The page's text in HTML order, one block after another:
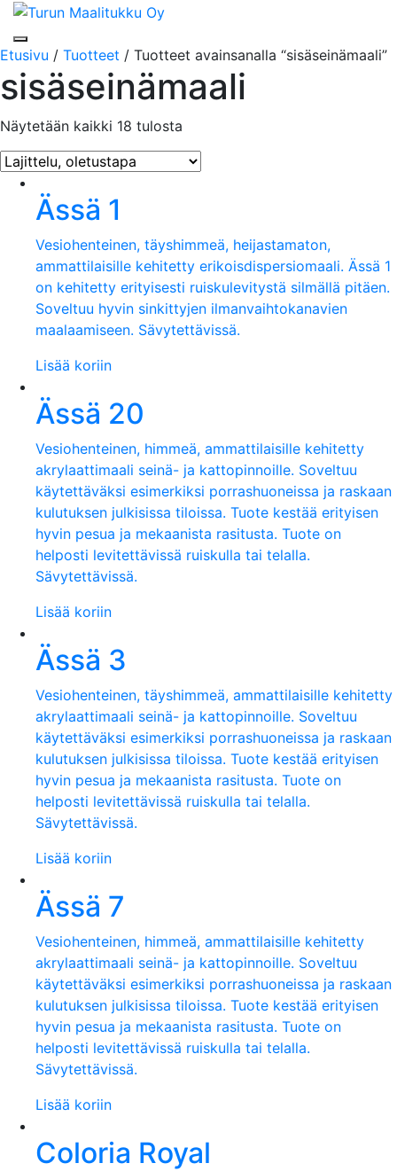
Toggle navigation
Etusivu / Tuotteet / Tuotteet avainsanalla “sisäseinämaali”
sisäseinämaali
Näytetään kaikki 18 tulosta
Ässä 1
Vesiohenteinen, täyshimmeä, heijastamaton,
ammattilaisille kehitetty erikoisdispersiomaali. Ässä 1
on kehitetty erityisesti ruiskulevitystä silmällä pitäen.
Soveltuu hyvin sinkittyjen ilmanvaihtokanavien
maalaamiseen. Sävytettävissä.
Lisää koriin
Ässä 20
Vesiohenteinen, himmeä, ammattilaisille kehitetty
akrylaattimaali seinä- ja kattopinnoille. Soveltuu
käytettäväksi esimerkiksi porrashuoneissa ja raskaan
kulutuksen julkisissa tiloissa. Tuote kestää erityisen
hyvin pesua ja mekaanista rasitusta. Tuote on
helposti levitettävissä ruiskulla tai telalla.
Sävytettävissä.
Lisää koriin
Ässä 3
Vesiohenteinen, täyshimmeä, ammattilaisille kehitetty
akrylaattimaali seinä- ja kattopinnoille. Soveltuu
käytettäväksi esimerkiksi porrashuoneissa ja raskaan
kulutuksen julkisissa tiloissa. Tuote kestää erityisen
hyvin pesua ja mekaanista rasitusta. Tuote on
helposti levitettävissä ruiskulla tai telalla.
Sävytettävissä.
Lisää koriin
Ässä 7
Vesiohenteinen, himmeä, ammattilaisille kehitetty
akrylaattimaali seinä- ja kattopinnoille. Soveltuu
käytettäväksi esimerkiksi porrashuoneissa ja raskaan
kulutuksen julkisissa tiloissa. Tuote kestää erityisen
hyvin pesua ja mekaanista rasitusta. Tuote on
helposti levitettävissä ruiskulla tai telalla.
Sävytettävissä.
Lisää koriin
Coloria Royal